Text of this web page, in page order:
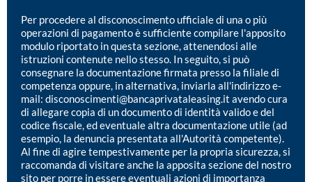
Per procedere al disconoscimento ufficiale di una o più
operazioni di pagamento è sufficiente compilare l'apposito
modulo riportato in questa sezione, attenendosi alle
istruzioni contenute nello stesso. In seguito, si può
consegnare la documentazione firmata presso la filiale di
competenza oppure, in alternativa, inviarla all'indirizzo e-
mail: disconoscimenti@bancaprivataleasing.it avendo cura
di allegare copia di un documento di identità valido e del
codice fiscale, ed eventuale altra documentazione utile (ad
esempio, la denuncia presentata all'Autorità competente).
Al fine di agire tempestivamente per la propria sicurezza, si
raccomanda di visitare anche la apposita sezione del nostro
sito per porre in essere eventuali azioni di importanza